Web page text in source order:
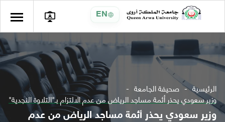
EN
الرئيسية صحيفة الجامعة
وزير سعودي يحذر أئمة مساجد الرياض من عدم الالتزام بـ"التلاوة النجدية"
وزير سعودي يحذر أئمة مساجد الرياض من عدم